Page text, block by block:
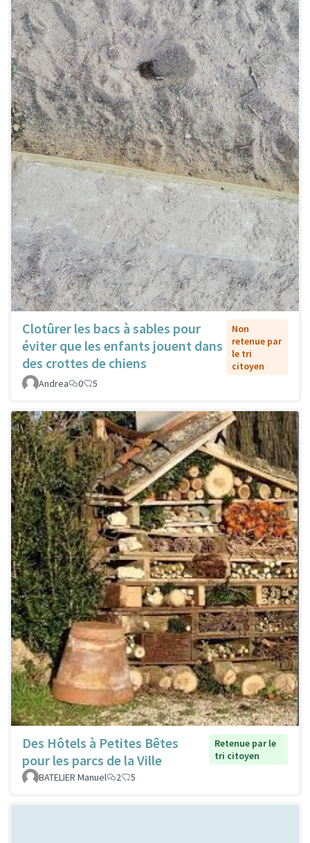
Clotûrer les bacs à sables pour
éviter que les enfants jouent dans
des crottes de chiens
Non
retenue par
le tri
citoyen
Andrea
0 5
Des Hôtels à Petites Bêtes
pour les parcs de la Ville
Retenue par le
tri citoyen
BATELIER Manuel
2 5